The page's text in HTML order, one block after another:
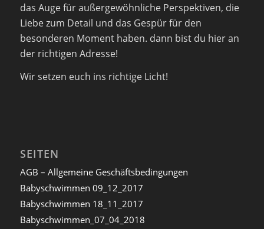
das Auge für außergewöhnliche Perspektiven, die
Liebe zum Detail und das Gespür für den
besonderen Moment haben. dann bist du hier an
der richtigen Adresse!
Wir setzen euch ins richtige Licht!
SEITEN
AGB – Allgemeine Geschäftsbedingungen
Babyschwimmen 09_12_2017
Babyschwimmen 18_11_2017
Babyschwimmen_07_04_2018